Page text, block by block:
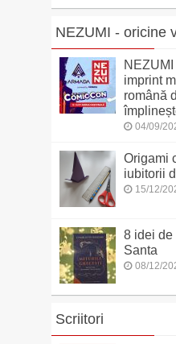
NEZUMI - oricine
NEZUMI
imprint
română
04/09/
Origami
iubitorii
15/12/
8 idei de
Santa
08/12/
Scriitori